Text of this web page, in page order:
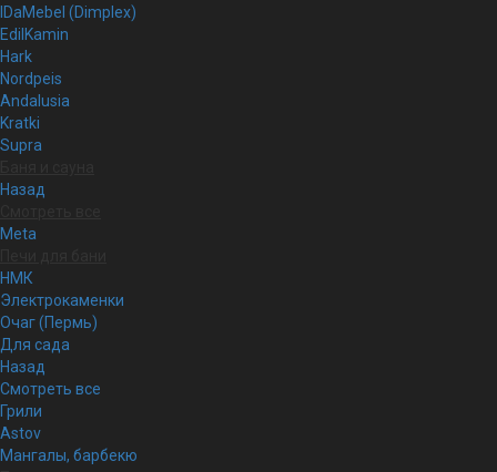
IDaMebel (Dimplex)
EdilKamin
Hark
Nordpeis
Andalusia
Kratki
Supra
Назад
Meta
НМК
Электрокаменки
Очаг (Пермь)
Для сада
Назад
Смотреть все
Грили
Astov
Мангалы, барбекю